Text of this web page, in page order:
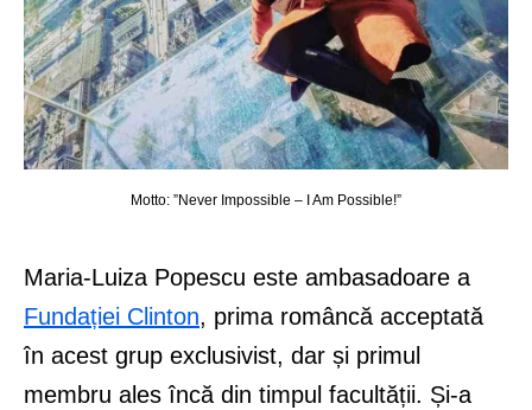
Motto: ”Never Impossible – I Am Possible!”
Maria-Luiza Popescu este ambasadoare a
Fundației Clinton, prima româncă acceptată
în acest grup exclusivist, dar și primul
membru ales încă din timpul facultății. Și-a